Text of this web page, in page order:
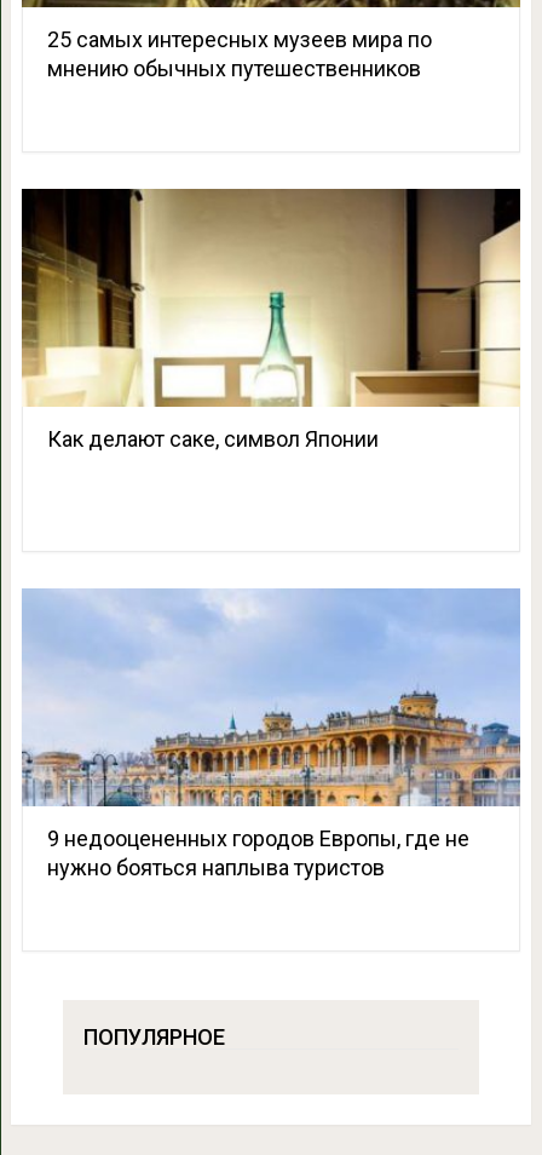
25 самых интересных музеев мира по
мнению обычных путешественников
Как делают саке, символ Японии
9 недооцененных городов Европы, где не
нужно бояться наплыва туристов
ПОПУЛЯРНОЕ